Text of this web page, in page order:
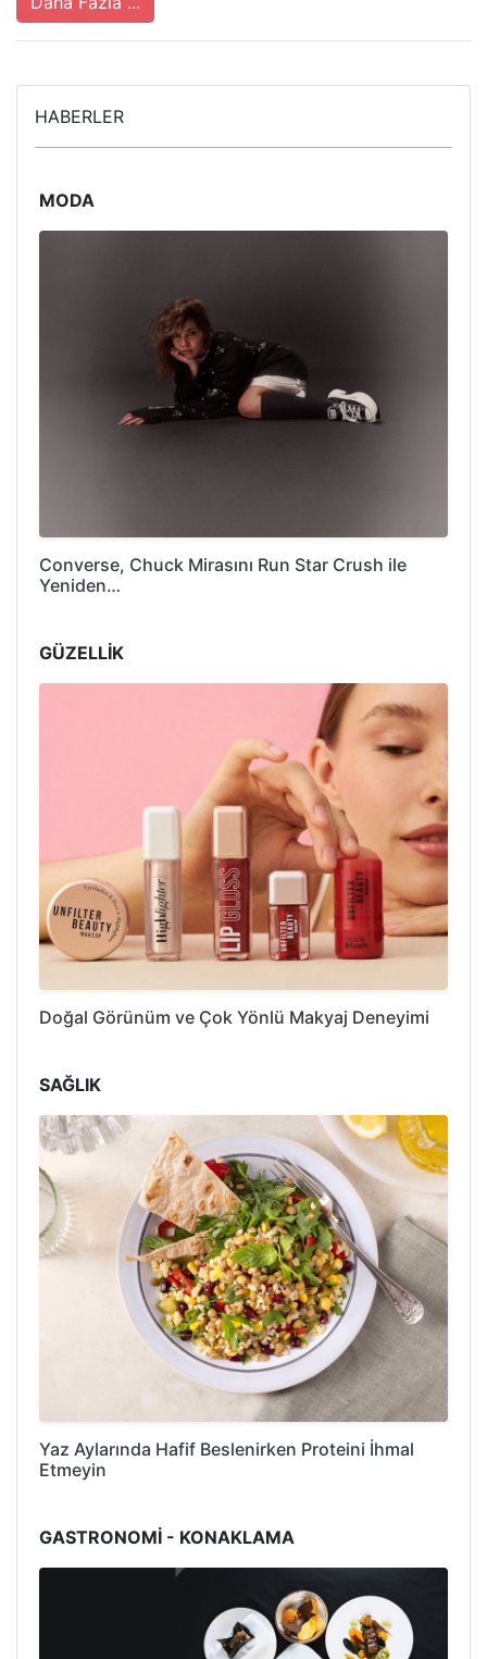
HABERLER
MODA
Converse, Chuck Mirasını Run Star Crush ile
Yeniden…
GÜZELLİK
Doğal Görünüm ve Çok Yönlü Makyaj Deneyimi
SAĞLIK
Yaz Aylarında Hafif Beslenirken Proteini İhmal
Etmeyin
GASTRONOMİ - KONAKLAMA